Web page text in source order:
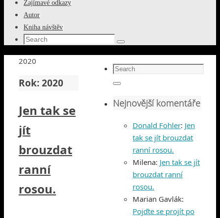
Zajímavé odkazy
Autor
Kniha návštěv
Search
Search
Home
2020
Rok:2020
Jen tak se
jít
brouzdat
ranní
rosou.
Search
for:
Search
Nejnovější komentáře
Donald Fohler: Jen
tak se jít brouzdat
ranní rosou.
Milena: Jen tak se jít
brouzdat ranní
rosou.
Marian Gavlák:
Pojďte se projít po